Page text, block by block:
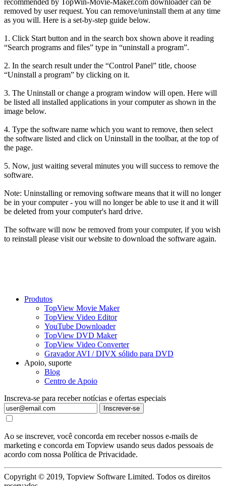
removed by user request. You can remove/uninstall them at any time
as you will. Here is a set-by-step guide below.
1. Click Start button and in the search box shown above it reading
“Search programs and files” type in “uninstall a program”.
2. In the search result under the “Control Panel” title, choose
“Uninstall a program” by clicking on it.
3. The Uninstall or change a program window will open. Here will
be listed all installed applications in your computer as shown in the
image below.
4. Type the software name which you want to remove, then select
the software listed and click on Uninstall in the toolbar, at the top of
the page.
5. Now, just waiting several minutes you will success to remove the
software.
Note: Uninstalling or removing software means that it will no longer
be in your computer - you will no longer be able to use it and it will
be deleted from your computer's hard drive.
The software will now be removed from your computer, if you wish
to reinstall please visit our website to download the software again.
Produtos
TopView Movie Maker
TopView Video Editor
YouTube Downloader
TopView DVD Maker
TopView Video Converter
Gravador AVI / DIVX sólido para DVD
Apoio, suporte
Blog
Centro de Apoio
Inscreva-se para receber notícias e ofertas especiais
Inscrever-se
Ao se inscrever, você concorda em receber nossos e-mails de
marketing e concorda em Topview usando seus dados pessoais de
acordo com nossa Política de Privacidade.
Copyright © 2019, Topview Software Limited. Todos os direitos